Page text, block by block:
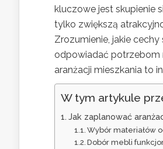
kluczowe jest skupienie
tylko zwiększą
Zrozumienie, jakie
odpowiadać potrzebom
aranżacji mieszkania to
W tym artykule
Jak zaplanować
Wybór materiałów
Dobór mebli